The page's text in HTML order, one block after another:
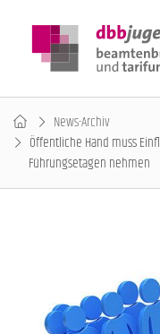
News-Archiv
Öffentliche Hand muss
Führungsetagen nehmen